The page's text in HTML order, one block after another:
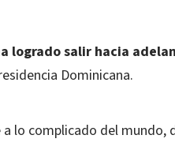
logrado salir hacia
Dominicana.
lo complicado del mundo,